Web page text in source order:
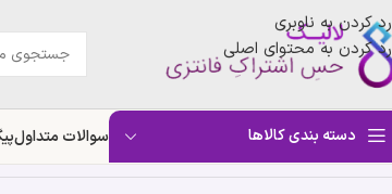
رد کردن به ناوبری
رد کردن به محتوای اصلی
دسته بندی کالاها سوالات متداول
خانه فروشگاه»